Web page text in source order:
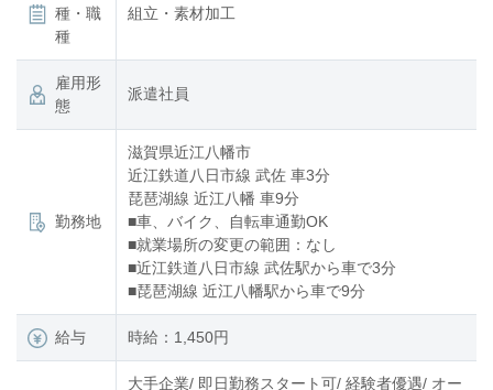
種・職
種
組立・素材加工
雇用形
態
派遣社員
勤務地
滋賀県近江八幡市
近江鉄道八日市線 武佐 車3分
琵琶湖線 近江八幡 車9分
■車、バイク、自転車通勤OK
■就業場所の変更の範囲：なし
■近江鉄道八日市線 武佐駅から車で3分
■琵琶湖線 近江八幡駅から車で9分
給与 時給：1,450円
大手企業/ 即日勤務スタート可/ 経験者優遇/ オー